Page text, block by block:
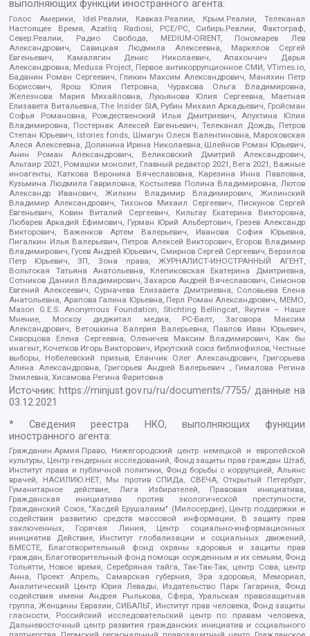
выполняющих функции иностранного агента:
Голос Америки, Idel.Реалии, Кавказ.Реалии, Крым.Реалии, Телеканал
Настоящее Время, Azatliq Radiosi, PCE/PC, Сибирь.Реалии, Фактограф,
Север.Реалии, Радио Свобода, MEDIUM-ORIENT, Пономарев Лев
Александрович, Савицкая Людмила Алексеевна, Маркелов Сергей
Евгеньевич, Камалягин Денис Николаевич, Апахончич Дарья
Александровна, Medusa Project, Первое антикоррупционное СМИ, VTimes.io,
Баданин Роман Сергеевич, Гликин Максим Александрович, Маняхин Петр
Борисович, Ярош Юлия Петровна, Чуракова Ольга Владимировна,
Железнова Мария Михайловна, Лукьянова Юлия Сергеевна, Маетная
Елизавета Витальевна, The Insider SIA, Рубин Михаил Аркадьевич, Гройсман
Софья Романовна, Рождественский Илья Дмитриевич, Апухтина Юлия
Владимировна, Постернак Алексей Евгеньевич, Телеканал Дождь, Петров
Степан Юрьевич, Istories fonds, Шмагун Олеся Валентиновна, Мароховская
Алеся Алексеевна, Долинина Ирина Николаевна, Шлейнов Роман Юрьевич,
Анин Роман Александрович, Великовский Дмитрий Александрович,
Альтаир 2021, Ромашки монолит, Главный редактор 2021, Вега 2021, Важные
иноагенты, Каткова Вероника Вячеславовна, Карезина Инна Павловна,
Кузьмина Людмила Гавриловна, Костылева Полина Владимировна, Лютов
Александр Иванович, Жилкин Владимир Владимирович, Жилинский
Владимир Александрович, Тихонов Михаил Сергеевич, Пискунов Сергей
Евгеньевич, Ковин Виталий Сергеевич, Кильтау Екатерина Викторовна,
Любарев Аркадий Ефимович, Гурман Юрий Альбертович, Грезев Александр
Викторович, Важенков Артем Валерьевич, Иванова София Юрьевна,
Пигалкин Илья Валерьевич, Петров Алексей Викторович, Егоров Владимир
Владимирович, Гусев Андрей Юрьевич, Смирнов Сергей Сергеевич, Верзилов
Петр Юрьевич, ЗП, Зона права, ЖУРНАЛИСТ-ИНОСТРАННЫЙ АГЕНТ,
Вольтская Татьяна Анатольевна, Клепиковская Екатерина Дмитриевна,
Сотников Даниил Владимирович, Захаров Андрей Вячеславович, Симонов
Евгений Алексеевич, Сурначева Елизавета Дмитриевна, Соловьева Елена
Анатольевна, Арапова Галина Юрьевна, Перл Роман Александрович, МЕМО,
Mason G.E.S. Anonymous Foundation, Stichting Bellingcat, Якутия – Наше
Мнение, Москоу диджитал медиа, РС-Балт, Заговора Максим
Александрович, Ветошкина Валерия Валерьевна, Павлов Иван Юрьевич,
Скворцова Елена Сергеевна, Оленичев Максим Владимирович, Как бы
инагент, Кочетков Игорь Викторович, Иркутский союз библиофилов, Честные
выборы, Нобелевский призыв, Еланчик Олег Александрович, Григорьева
Алина Александровна, Григорьев Андрей Валерьевич , Гималова Регина
Эмилевна, Хисамова Регина Фаритовна
Источник: https://minjust.gov.ru/ru/documents/7755/ данные на
03.12.2021
* Сведения реестра НКО, выполняющих функции
иностранного агента:
Гражданин.Армия.Право, Нижегородский центр немецкой и европейской
культуры, Центр гендерных исследований, Фонд защиты прав граждан Штаб,
Институт права и публичной политики, Фонд борьбы с коррупцией, Альянс
врачей, НАСИЛИЮ.НЕТ, Мы против СПИДа, СВЕЧА, Открытый Петербург,
Гуманитарное действие, Лига Избирателей, Правовая инициатива,
Гражданская инициатива против экологической преступности,
Гражданский Союз, "Хасдей Ерушалаим" (Милосердие), Центр поддержки и
содействия развитию средств массовой информации, В защиту прав
заключенных, Горячая Линия, Центр социально-информационных
инициатив Действие, Институт глобализации и социальных движений,
ВМЕСТЕ, Благотворительный фонд охраны здоровья и защиты прав
граждан, Благотворительный фонд помощи осужденным и их семьям, Фонд
Тольятти, Новое время, Серебряная тайга, Так-Так-Так, центр Сова, центр
Анна, Проект Апрель, Самарская губерния, Эра здоровья, Мемориал,
Аналитический Центр Юрия Левады, Издательство Парк Гагарина, Фонд
содействия имени Андрея Рылькова, Сфера, Уральская правозащитная
группа, Женщины Евразии, СИБАЛЬТ, Институт прав человека, Фонд защиты
гласности, Российский исследовательский центр по правам человека,
Дальневосточный центр развития гражданских инициатив и социального